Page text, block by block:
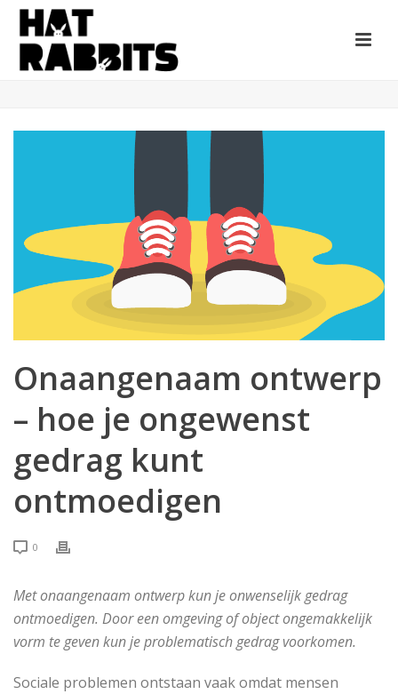
Onaangenaam ontwerp
– hoe je ongewenst
gedrag kunt
ontmoedigen
0
Met onaangenaam ontwerp kun je onwenselijk gedrag
ontmoedigen. Door een omgeving of object ongemakkelijk
vorm te geven kun je problematisch gedrag voorkomen.
Sociale problemen ontstaan vaak omdat mensen